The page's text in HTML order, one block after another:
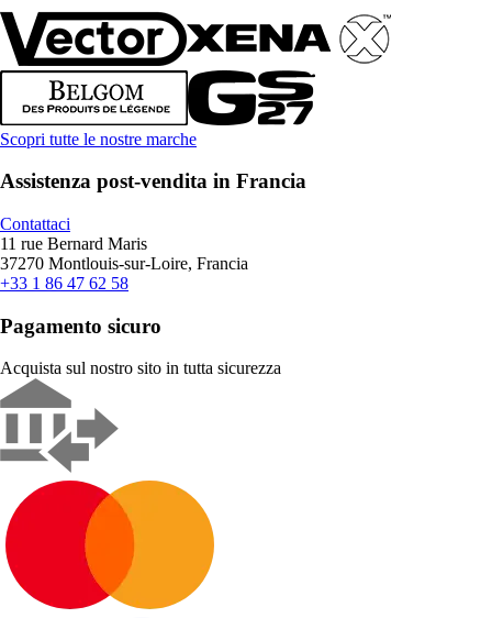
Scopri tutte le nostre marche
Assistenza post-vendita in Francia
Contattaci
11 rue Bernard Maris
37270 Montlouis-sur-Loire, Francia
+33 1 86 47 62 58
Pagamento sicuro
Acquista sul nostro sito in tutta sicurezza